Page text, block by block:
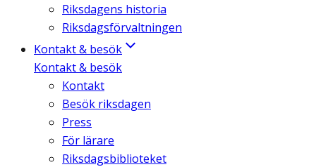
Riksdagens historia
Riksdagsförvaltningen
Kontakt & besök
Kontakt & besök
Kontakt
Besök riksdagen
Press
För lärare
Riksdagsbiblioteket